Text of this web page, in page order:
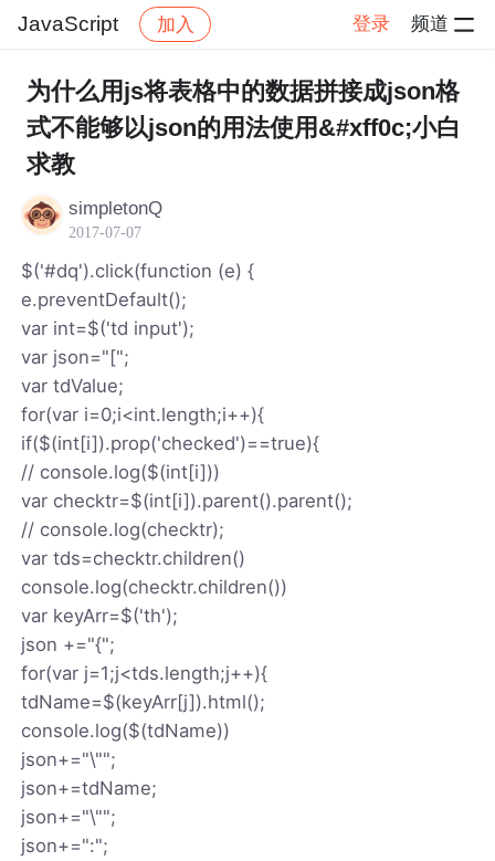
JavaScript 加入 登录 频道
社区 JavaScript 帖子详情
为什么用js将表格中的数据拼接成json格
式不能够以json的用法使用&#xff0c;小白
求教
simpletonQ
2017-07-07
$('#dq').click(function (e) {
e.preventDefault();
var int=$('td input');
var json="[";
var tdValue;
for(var i=0;i<int.length;i++){
if($(int[i]).prop('checked')==true){
// console.log($(int[i]))
var checktr=$(int[i]).parent().parent();
// console.log(checktr);
var tds=checktr.children()
console.log(checktr.children())
var keyArr=$('th');
json +="{";
for(var j=1;j<tds.length;j++){
tdName=$(keyArr[j]).html();
console.log($(tdName))
json+="\"";
json+=tdName;
json+="\"";
json+=":";